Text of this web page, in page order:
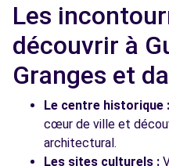
Les
découvrir à
Granges et
Le centre historique :
cœur de ville et
architectural.
Les sites culturels :